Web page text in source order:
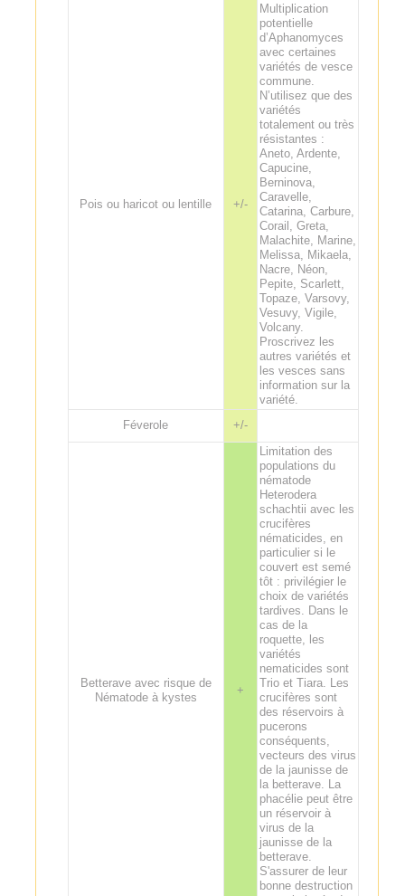
Pois ou haricot ou lentille +/-
Multiplication
potentielle
d’Aphanomyces
avec certaines
variétés de vesce
commune.
N’utilisez que des
variétés
totalement ou très
résistantes :
Aneto, Ardente,
Capucine,
Berninova,
Caravelle,
Catarina, Carbure,
Corail, Greta,
Malachite, Marine,
Melissa, Mikaela,
Nacre, Néon,
Pepite, Scarlett,
Topaze, Varsovy,
Vesuvy, Vigile,
Volcany.
Proscrivez les
autres variétés et
les vesces sans
information sur la
variété.
Féverole
+/-
Betterave avec risque de
Nématode à kystes
+
Limitation des
populations du
nématode
Heterodera
schachtii avec les
crucifères
nématicides, en
particulier si le
couvert est semé
tôt : privilégier le
choix de variétés
tardives. Dans le
cas de la
roquette, les
variétés
nematicides sont
Trio et Tiara. Les
crucifères sont
des réservoirs à
pucerons
conséquents,
vecteurs des virus
de la jaunisse de
la betterave. La
phacélie peut être
un réservoir à
virus de la
jaunisse de la
betterave.
S'assurer de leur
bonne destruction